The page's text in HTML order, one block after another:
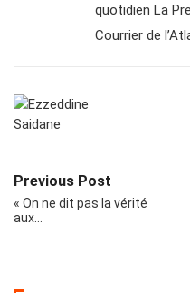
quotidien La
Courrier de
Previous Post
« On ne dit pas la vérité
aux…